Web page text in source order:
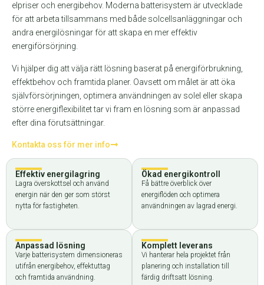
elpriser och energibehov. Moderna batterisystem är utvecklade
för att arbeta tillsammans med både solcellsanläggningar och
andra energilösningar för att skapa en mer effektiv
energiförsörjning.
Vi hjälper dig att välja rätt lösning baserat på energiförbrukning,
effektbehov och framtida planer. Oavsett om målet är att öka
självförsörjningen, optimera användningen av solel eller skapa
större energiflexibilitet tar vi fram en lösning som är anpassad
efter dina förutsättningar.
Kontakta oss för mer info
Effektiv energilagring
Lagra överskottsel och använd
energin när den ger som störst
nytta för fastigheten.
Ökad energikontroll
Få bättre överblick över
energiflöden och optimera
användningen av lagrad energi.
Anpassad lösning
Varje batterisystem dimensioneras
utifrån energibehov, effektuttag
och framtida användning.
Komplett leverans
Vi hanterar hela projektet från
planering och installation till
färdig driftsatt lösning.